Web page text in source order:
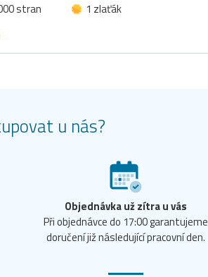
stran
1 zlaťák
u nás?
Objednávka už zítra u vás
Při objednávce do 17:00 garantujeme
doručení již následující pracovní den.